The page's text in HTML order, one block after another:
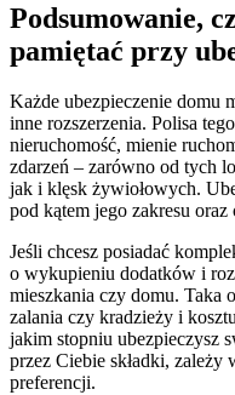
Podsumowanie,
pamiętać przy
Każde ubezpieczenie domu
inne rozszerzenia. Polisa
nieruchomość, mienie
zdarzeń – zarówno od tych
jak i klęsk żywiołowych.
pod kątem jego zakresu oraz
Jeśli chcesz posiadać
o wykupieniu dodatków i
mieszkania czy domu. Taka
zalania czy kradzieży i
jakim stopniu ubezpieczysz
przez Ciebie składki,
preferencji.